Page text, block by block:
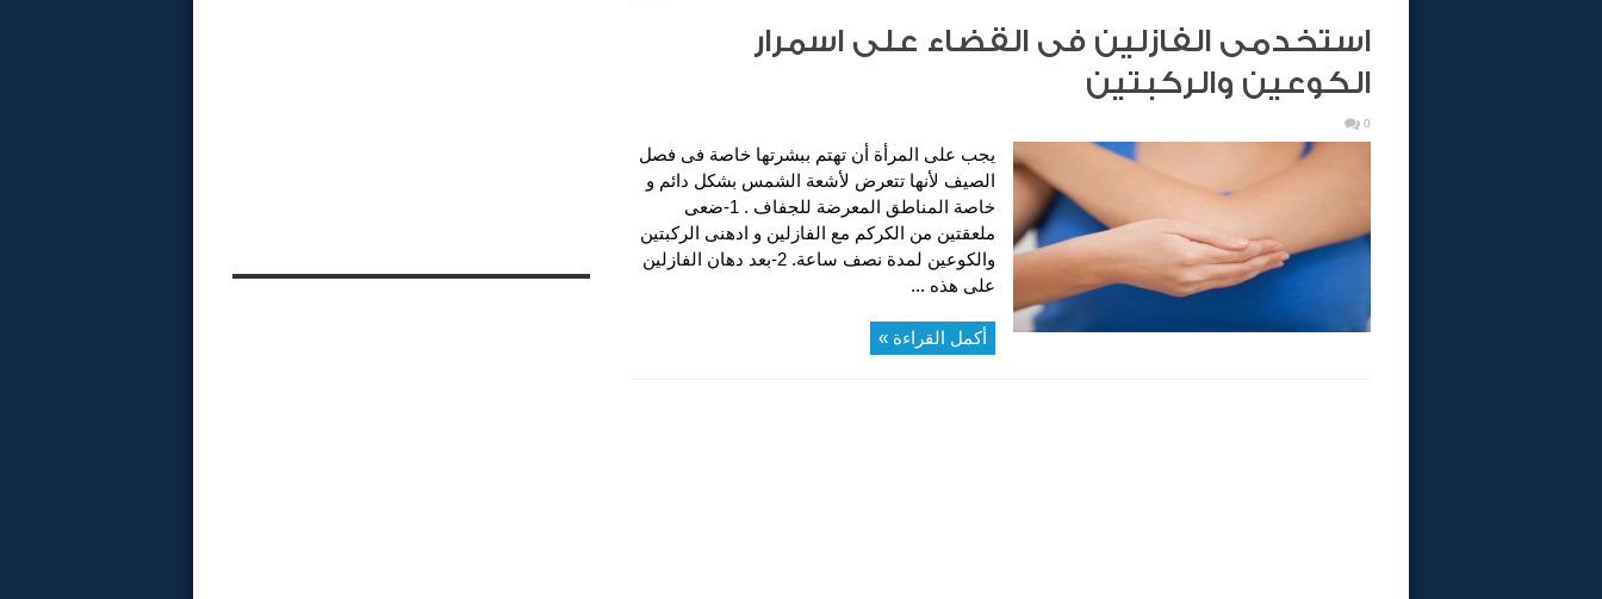
استخدمى الفازلين فى القضاء على اسمرار
الكوعين والركبتين
0
يجب على المرأة أن تهتم ببشرتها خاصة فى فصل
الصيف لأنها تتعرض لأشعة الشمس بشكل دائم و
خاصة المناطق المعرضة للجفاف . 1-ضعى
ملعقتين من الكركم مع الفازلين و ادهنى الركبتين
والكوعين لمدة نصف ساعة. 2-بعد دهان الفازلين
على هذه ...
أكمل القراءة »